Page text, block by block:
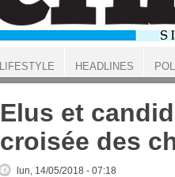
Elus et
croisée des
lun, 14/05/2018 - 07:18
LIFESTYLE HEADLINES